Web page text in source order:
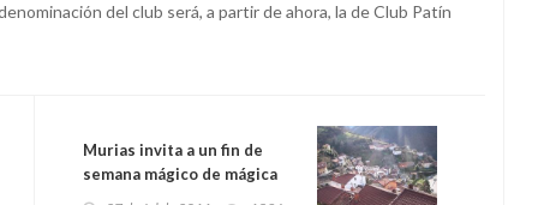
del club será, a partir de ahora, la de Club Patín
Murias invita a un fin de
semana mágico de mágica
asturianía